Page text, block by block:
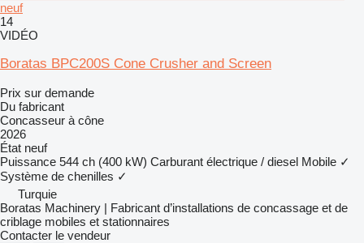
neuf
14
VIDÉO
Boratas BPC200S Cone Crusher and Screen
Prix sur demande
Du fabricant
Concasseur à cône
2026
État neuf
Puissance 544 ch (400 kW) Carburant électrique / diesel Mobile ✓
Système de chenilles ✓
Turquie
Boratas Machinery | Fabricant d’installations de concassage et de
criblage mobiles et stationnaires
Contacter le vendeur